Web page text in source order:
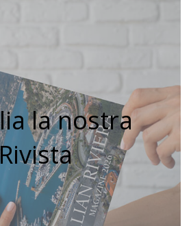
la nostra